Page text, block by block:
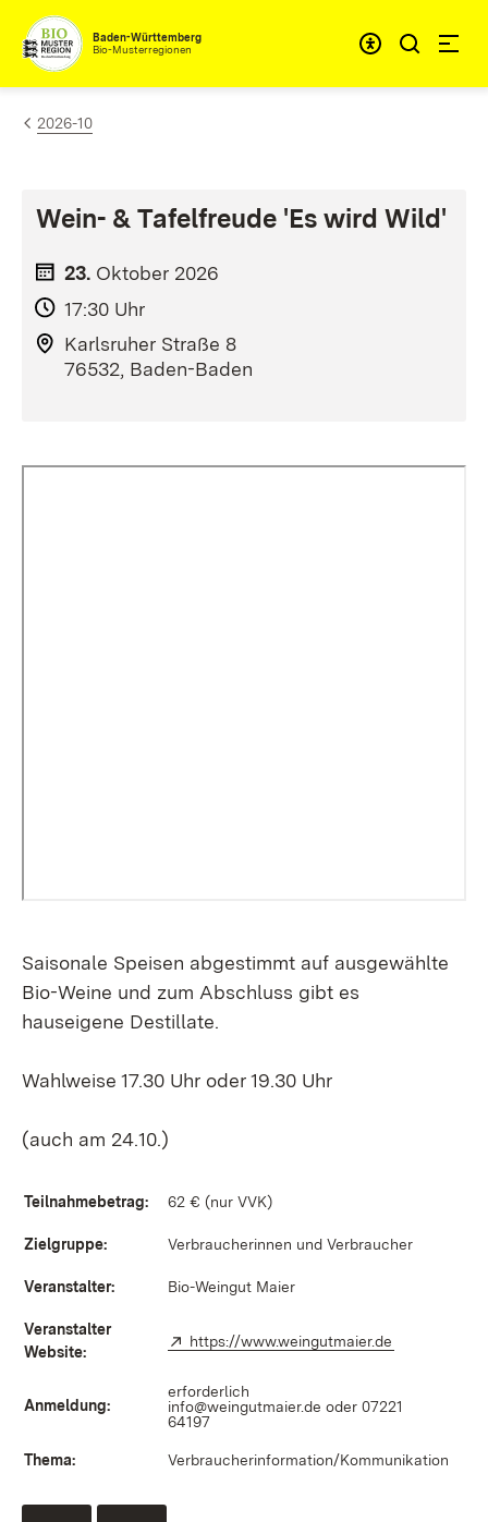
Zum Inhalt springen
Baden-Württemberg
Bio-Musterregionen
2026-10
Wein- & Tafelfreude 'Es wird Wild'
23. Oktober 2026
17:30 Uhr
Karlsruher Straße 8
76532, Baden-Baden
Saisonale Speisen abgestimmt auf ausgewählte
Bio-Weine und zum Abschluss gibt es
hauseigene Destillate.
Wahlweise 17.30 Uhr oder 19.30 Uhr
(auch am 24.10.)
Teilnahmebetrag: 62 € (nur VVK)
Zielgruppe: Verbraucherinnen und Verbraucher
Veranstalter: Bio-Weingut Maier
Veranstalter
Website:
Extern:
https://www.weingutmaier.de
Anmeldung:
erforderlich
info@weingutmaier.de oder 07221
64197
Thema: Verbraucherinformation/Kommunikation